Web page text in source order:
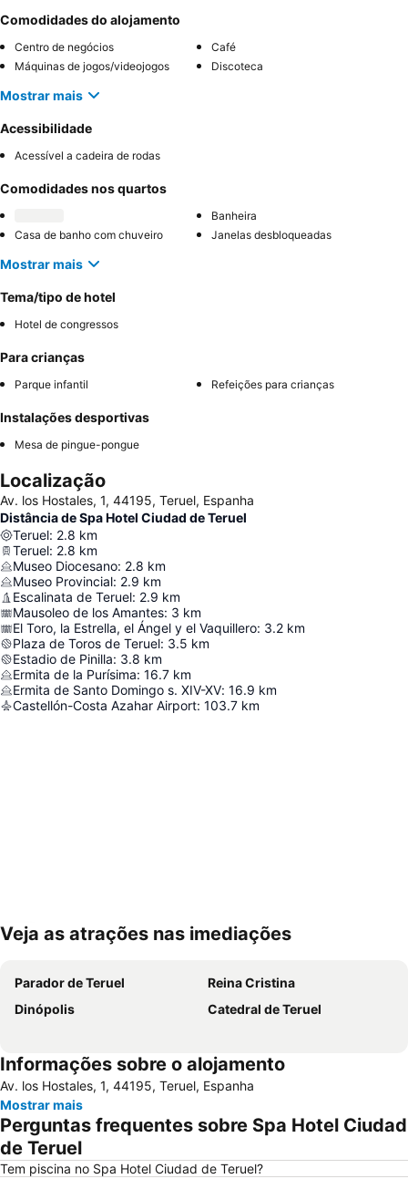
Comodidades do alojamento
Centro de negócios
Café
Máquinas de jogos/videojogos
Discoteca
Mostrar mais
Acessibilidade
Acessível a cadeira de rodas
Comodidades nos quartos
Banheira
Casa de banho com chuveiro
Janelas desbloqueadas
Mostrar mais
Tema/tipo de hotel
Hotel de congressos
Para crianças
Parque infantil Refeições para crianças
Instalações desportivas
Mesa de pingue-pongue
Localização
Av. los Hostales, 1, 44195, Teruel, Espanha
Distância de Spa Hotel Ciudad de Teruel
Teruel: 2.8 km
Teruel: 2.8 km
Museo Diocesano: 2.8 km
Museo Provincial: 2.9 km
Escalinata de Teruel: 2.9 km
Mausoleo de los Amantes: 3 km
El Toro, la Estrella, el Ángel y el Vaquillero: 3.2 km
Plaza de Toros de Teruel: 3.5 km
Estadio de Pinilla: 3.8 km
Ermita de la Purísima: 16.7 km
Ermita de Santo Domingo s. XIV-XV: 16.9 km
Castellón-Costa Azahar Airport: 103.7 km
Ampliar mapa
Veja as atrações nas imediações
Parador de Teruel
Reina Cristina
Dinópolis
Catedral de Teruel
Informações sobre o alojamento
Av. los Hostales, 1, 44195, Teruel, Espanha
Mostrar mais
Perguntas frequentes sobre Spa Hotel Ciudad
de Teruel
Tem piscina no Spa Hotel Ciudad de Teruel?